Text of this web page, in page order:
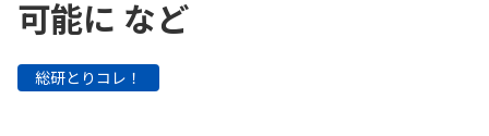
教育情報
お問い合わせ
可能に など
総研とりコレ！